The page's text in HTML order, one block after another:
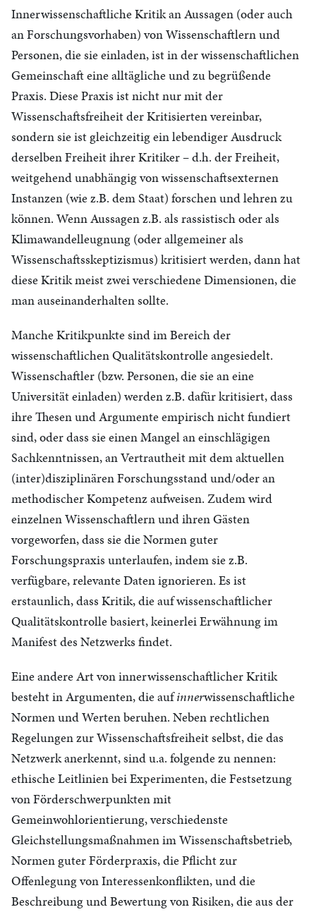
Innerwissenschaftliche Kritik an Aussagen (oder auch
an Forschungsvorhaben) von Wissenschaftlern und
Personen, die sie einladen, ist in der wissenschaftlichen
Gemeinschaft eine alltägliche und zu begrüßende
Praxis. Diese Praxis ist nicht nur mit der
Wissenschaftsfreiheit der Kritisierten vereinbar,
sondern sie ist gleichzeitig ein lebendiger Ausdruck
derselben Freiheit ihrer Kritiker – d.h. der Freiheit,
weitgehend unabhängig von wissenschaftsexternen
Instanzen (wie z.B. dem Staat) forschen und lehren zu
können. Wenn Aussagen z.B. als rassistisch oder als
Klimawandelleugnung (oder allgemeiner als
Wissenschaftsskeptizismus) kritisiert werden, dann hat
diese Kritik meist zwei verschiedene Dimensionen, die
man auseinanderhalten sollte.
Manche Kritikpunkte sind im Bereich der
wissenschaftlichen Qualitätskontrolle angesiedelt.
Wissenschaftler (bzw. Personen, die sie an eine
Universität einladen) werden z.B. dafür kritisiert, dass
ihre Thesen und Argumente empirisch nicht fundiert
sind, oder dass sie einen Mangel an einschlägigen
Sachkenntnissen, an Vertrautheit mit dem aktuellen
(inter)disziplinären Forschungsstand und/oder an
methodischer Kompetenz aufweisen. Zudem wird
einzelnen Wissenschaftlern und ihren Gästen
vorgeworfen, dass sie die Normen guter
Forschungspraxis unterlaufen, indem sie z.B.
verfügbare, relevante Daten ignorieren. Es ist
erstaunlich, dass Kritik, die auf wissenschaftlicher
Qualitätskontrolle basiert, keinerlei Erwähnung im
Manifest des Netzwerks findet.
Eine andere Art von innerwissenschaftlicher Kritik
besteht in Argumenten, die aufinnerwissenschaftliche
Normen und Werten beruhen. Neben rechtlichen
Regelungen zur Wissenschaftsfreiheit selbst, die das
Netzwerk anerkennt, sind u.a. folgende zu nennen:
ethische Leitlinien bei Experimenten, die Festsetzung
von Förderschwerpunkten mit
Gemeinwohlorientierung, verschiedenste
Gleichstellungsmaßnahmen im Wissenschaftsbetrieb,
Normen guter Förderpraxis, die Pflicht zur
Offenlegung von Interessenkonflikten, und die
Beschreibung und Bewertung von Risiken, die aus der